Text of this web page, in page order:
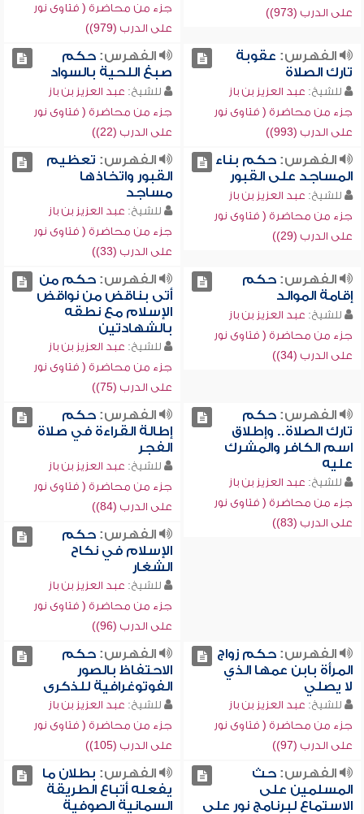
على الدرب (973))
جزء من محاضرة ( فتاوى نور
على الدرب (979))
الفهرس: عقوبة
تارك الصلاة
للشيخ: عبد العزيز بن باز
جزء من محاضرة ( فتاوى نور
على الدرب (993))
الفهرس:حكم
صبغ اللحية بالسواد
للشيخ: عبد العزيز بن باز
جزء من محاضرة ( فتاوى نور
على الدرب (22))
الفهرس:حكم بناء
المساجد على القبور
للشيخ: عبد العزيز بن باز
جزء من محاضرة ( فتاوى نور
على الدرب (29))
الفهرس: تعظيم
القبور واتخاذها
مساجد
للشيخ: عبد العزيز بن باز
جزء من محاضرة ( فتاوى نور
على الدرب (33))
الفهرس:حكم
إقامة الموالد
للشيخ: عبد العزيز بن باز
جزء من محاضرة ( فتاوى نور
على الدرب (34))
الفهرس:حكم من
أتى بناقض من نواقض
الإسلام مع نطقه
بالشهادتين
للشيخ: عبد العزيز بن باز
جزء من محاضرة ( فتاوى نور
على الدرب (75))
الفهرس:حكم
تارك الصلاة.. وإطلاق
اسم الكافر والمشرك
عليه
للشيخ: عبد العزيز بن باز
جزء من محاضرة ( فتاوى نور
على الدرب (83))
الفهرس:حكم
إطالة القراءة في صلاة
الفجر
للشيخ: عبد العزيز بن باز
جزء من محاضرة ( فتاوى نور
على الدرب (84))
الفهرس:حكم
الإسلام في نكاح
الشغار
للشيخ: عبد العزيز بن باز
جزء من محاضرة ( فتاوى نور
على الدرب (96))
الفهرس:حكم زواج
المرأة بابن عمها الذي
لا يصلي
للشيخ: عبد العزيز بن باز
جزء من محاضرة ( فتاوى نور
على الدرب (97))
الفهرس:حكم
الاحتفاظ بالصور
الفوتوغرافية للذكرى
للشيخ: عبد العزيز بن باز
جزء من محاضرة ( فتاوى نور
على الدرب (105))
الفهرس:حث
المسلمين على
الاستماع لبرنامج نور على
الفهرس: بطلان ما
يفعله أتباع الطريقة
السمانية الصوفية